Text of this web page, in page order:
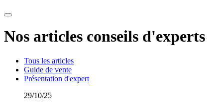
Nos articles conseils d'experts
Tous les articles
Guide de vente
Présentation d'expert
29/10/25